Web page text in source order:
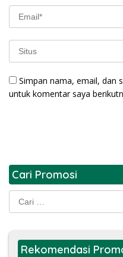
Simpan nama, email, dan
untuk komentar saya
Cari Promosi
Cari
untuk:
Rekomendasi